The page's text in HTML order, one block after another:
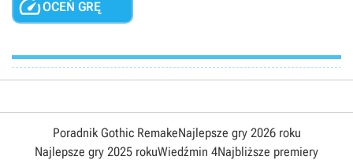
OCEŃ GRĘ
Poradnik Gothic RemakeNajlepsze gry 2026 roku
Najlepsze gry 2025 rokuWiedźmin 4Najbliższe premiery